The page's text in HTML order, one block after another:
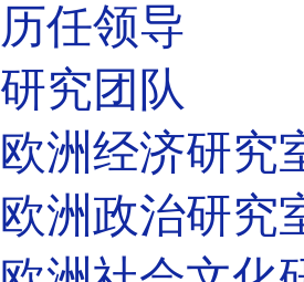
历任领导
研究团队
欧洲经济研究
欧洲政治研究